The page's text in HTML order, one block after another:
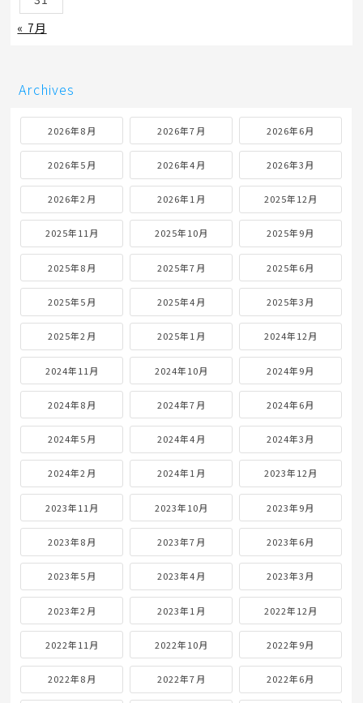
« 7月
Archives
2026年8月 2026年7月 2026年6月
2026年5月 2026年4月 2026年3月
2026年2月 2026年1月 2025年12月
2025年11月 2025年10月 2025年9月
2025年8月 2025年7月 2025年6月
2025年5月 2025年4月 2025年3月
2025年2月 2025年1月 2024年12月
2024年11月 2024年10月 2024年9月
2024年8月 2024年7月 2024年6月
2024年5月 2024年4月 2024年3月
2024年2月 2024年1月 2023年12月
2023年11月 2023年10月 2023年9月
2023年8月 2023年7月 2023年6月
2023年5月 2023年4月 2023年3月
2023年2月 2023年1月 2022年12月
2022年11月 2022年10月 2022年9月
2022年8月 2022年7月 2022年6月